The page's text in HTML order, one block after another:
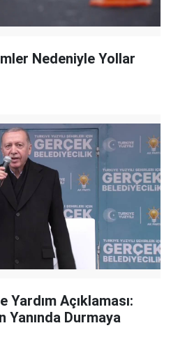
Nedeniyle Yollar
Yardım Açıklaması:
Yanında Durmaya